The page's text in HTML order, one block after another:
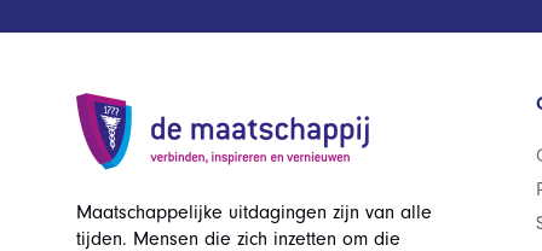
Maatschappelijke uitdagingen zijn van alle
tijden. Mensen die zich inzetten om die